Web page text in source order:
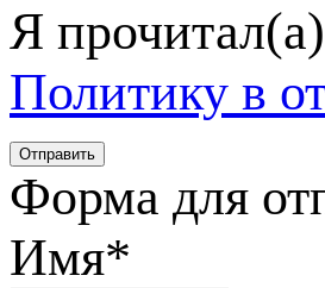
Я
Политику в
Форма для
Имя*